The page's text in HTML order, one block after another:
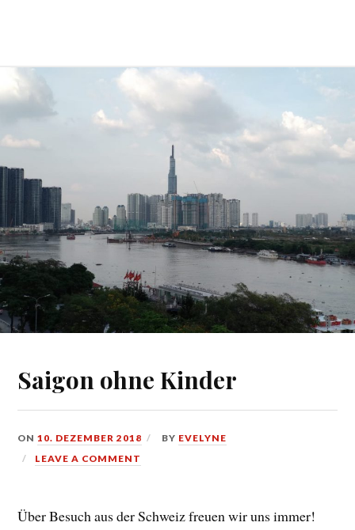
Saigon ohne Kinder
ON10. DEZEMBER 2018 BY EVELYNE
LEAVE A COMMENT
Über Besuch aus der Schweiz freuen wir uns immer!